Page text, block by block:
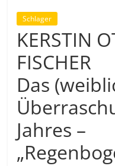
Schlager
KERSTIN
FISCHER
Das
Jahres –